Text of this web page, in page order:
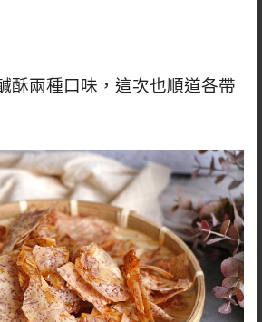
酥兩種口味，這次也順道各帶